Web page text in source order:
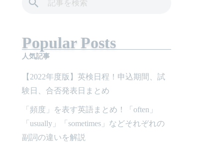
Popular Posts
人気記事
【2022年度版】英検日程！申込期間、試
験日、合否発表日まとめ
「頻度」を表す英語まとめ！「often」
「usually」「sometimes」などそれぞれの
副詞の違いを解説